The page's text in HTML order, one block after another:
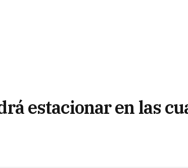
estacionar en las